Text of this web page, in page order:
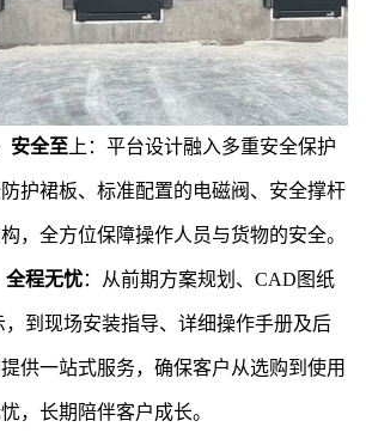
安全至 上：平台设计融入多重安全保护
护裙板、标准配置的电磁阀、安全撑杆
，全方位保障操作人员与货物的安全。
全程无忧：从前期方案规划、CAD图纸
到现场安装指导、详细操作手册及后
供一站式服务，确保客户从选购到使用
，长期陪伴客户成长。